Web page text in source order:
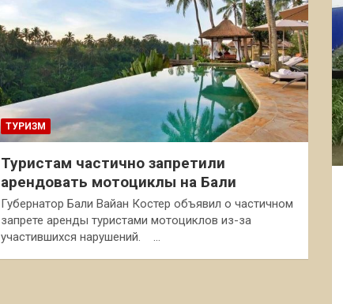
ТУРИЗМ
Туристам частично запретили
арендовать мотоциклы на Бали
Губернатор Бали Вайан Костер объявил о частичном
запрете аренды туристами мотоциклов из-за
участившихся нарушений. …